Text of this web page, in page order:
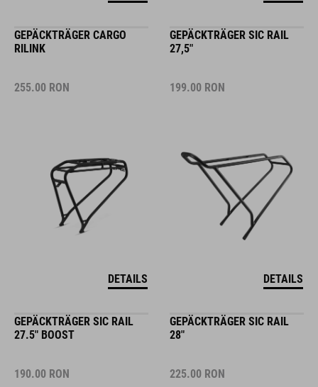
GEPÄCKTRÄGER CARGO
RILINK
255.00 RON
DETAILS
GEPÄCKTRÄGER SIC RAIL
27,5"
199.00 RON
DETAILS
GEPÄCKTRÄGER SIC RAIL
27.5" BOOST
190.00 RON
GEPÄCKTRÄGER SIC RAIL
28"
225.00 RON